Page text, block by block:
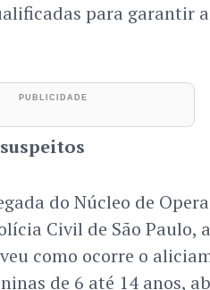
para garantir
do Núcleo de
Civil de São Paulo,
como ocorre o
de 6 até 14 anos,